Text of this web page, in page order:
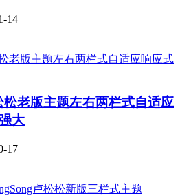
14
老版主题左右两栏式自适应
大
17